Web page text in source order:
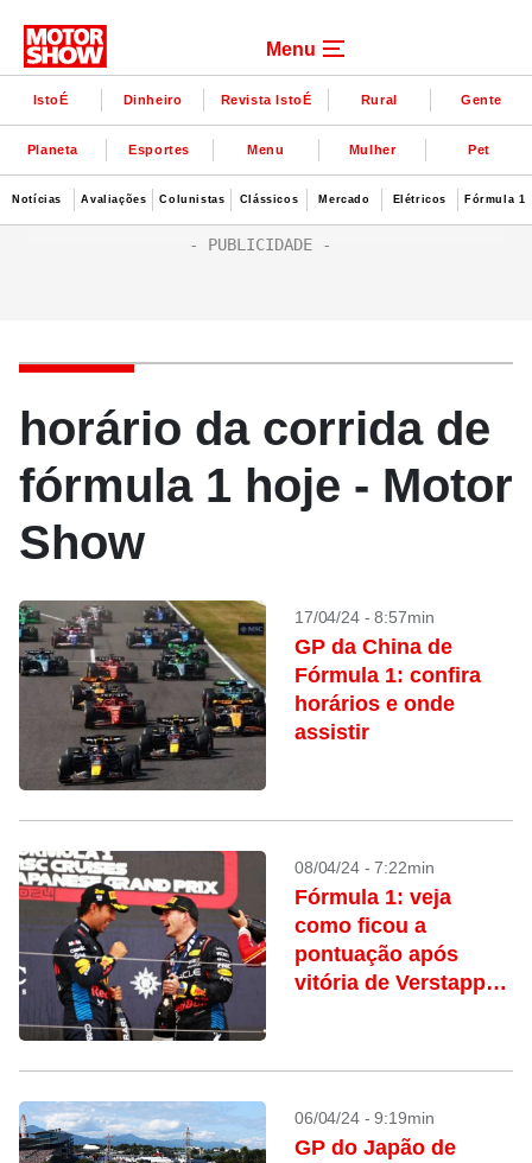
Menu
IstoÉ Dinheiro Revista IstoÉ Rural Gente
Planeta Esportes Menu Mulher Pet
Notícias Avaliações Colunistas Clássicos Mercado Elétricos Fórmula 1
horário da corrida de
fórmula 1 hoje - Motor
Show
17/04/24 - 8:57min
GP da China de
Fórmula 1: confira
horários e onde
assistir
08/04/24 - 7:22min
Fórmula 1: veja
como ficou a
pontuação após
vitória de Verstappen
06/04/24 - 9:19min
GP do Japão de